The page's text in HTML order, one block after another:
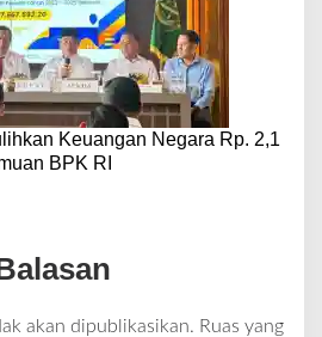
Keuangan Negara Rp. 2,1
BPK RI
akan dipublikasikan. Ruas yang